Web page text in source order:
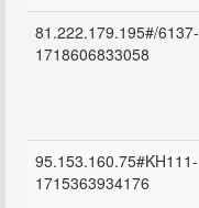
81.222.179.195#/6137-
1718606833058
95.153.160.75#KH111-
1715363934176